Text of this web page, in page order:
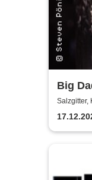
Big
Salzgitter,